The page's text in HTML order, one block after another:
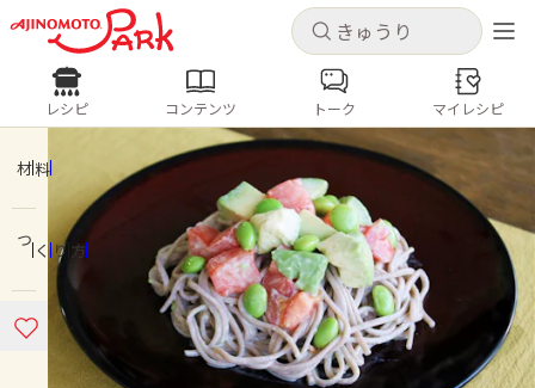
キャンセル
ログインするとレシピを保存できます
ログイン 新規登録
ホーム
コンテンツ
キャンセル
レシピ コンテンツ
人気の食材・レシピ
きゅうり なす トマト
とうもろこし
ピーマン
みょうが ゴーヤ
レシピ コンテンツ トーク マイレシピ
材料
つくり方